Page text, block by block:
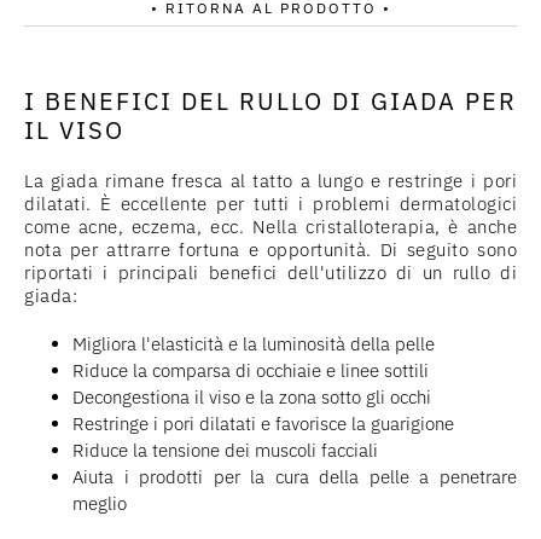
• RITORNA AL PRODOTTO •
I BENEFICI DEL RULLO DI GIADA PER
IL VISO
La giada rimane fresca al tatto a lungo e restringe i pori
dilatati. È eccellente per tutti i problemi dermatologici
come acne, eczema, ecc. Nella cristalloterapia, è anche
nota per attrarre fortuna e opportunità. Di seguito sono
riportati i principali benefici dell'utilizzo di un rullo di
giada:
Migliora l'elasticità e la luminosità della pelle
Riduce la comparsa di occhiaie e linee sottili
Decongestiona il viso e la zona sotto gli occhi
Restringe i pori dilatati e favorisce la guarigione
Riduce la tensione dei muscoli facciali
Aiuta i prodotti per la cura della pelle a penetrare
meglio